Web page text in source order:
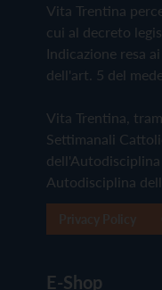
Vita Trentina
cui al decreto
Indicazione resa
dell'art. 5 del
Vita Trentina,
Settimanali
Autodisciplina
E-Shop